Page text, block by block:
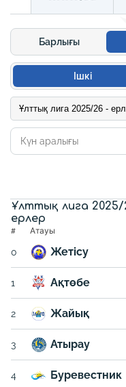
Барлығы
Ішкі
Ұлттық лига 2025/
ерлер
# Атауы
0 Жетісу
1 Ақтөбе
2 Жайық
3 Атырау
4 Буревестник